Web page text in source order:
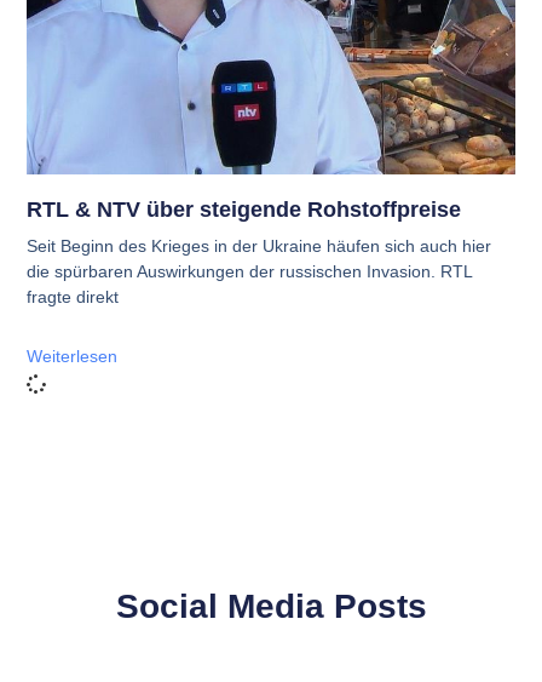
RTL & NTV über steigende Rohstoffpreise
Seit Beginn des Krieges in der Ukraine häufen sich auch hier
die spürbaren Auswirkungen der russischen Invasion. RTL
fragte direkt
Weiterlesen
Social Media Posts